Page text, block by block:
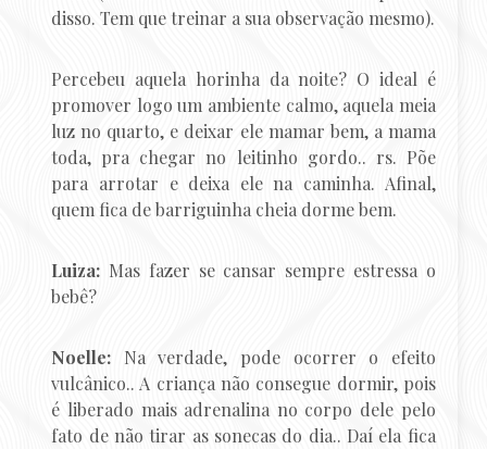
disso. Tem que treinar a sua observação mesmo).
Percebeu aquela horinha da noite? O ideal é
promover logo um ambiente calmo, aquela meia
luz no quarto, e deixar ele mamar bem, a mama
toda, pra chegar no leitinho gordo.. rs. Põe
para arrotar e deixa ele na caminha. Afinal,
quem fica de barriguinha cheia dorme bem.
Luiza: Mas fazer se cansar sempre estressa o
bebê?
Noelle: Na verdade, pode ocorrer o efeito
vulcânico.. A criança não consegue dormir, pois
é liberado mais adrenalina no corpo dele pelo
fato de não tirar as sonecas do dia.. Daí ela fica